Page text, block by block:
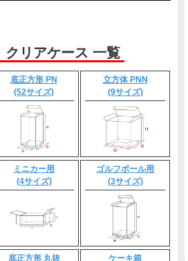
クリアケース 一覧
底正方形 PN
(52サイズ)
立方体 PNN
(9サイズ)
ミニカー用
(4サイズ)
ゴルフボール用
(3サイズ)
底正方形 丸抜 ケーキ箱